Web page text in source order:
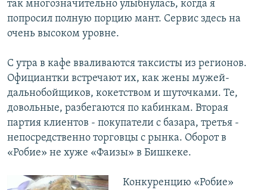
так многозначительно улыбнулась, когда я
попросил полную порцию мант. Сервис здесь на
очень высоком уровне.
С утра в кафе вваливаются таксисты из регионов.
Официантки встречают их, как жены мужей-
дальнобойщиков, кокетством и шуточками. Те,
довольные, разбегаются по кабинкам. Вторая
партия клиентов - покупатели с базара, третья -
непосредственно торговцы с рынка. Оборот в
«Робие» не хуже «Фаизы» в Бишкеке.
Конкуренцию «Робие»